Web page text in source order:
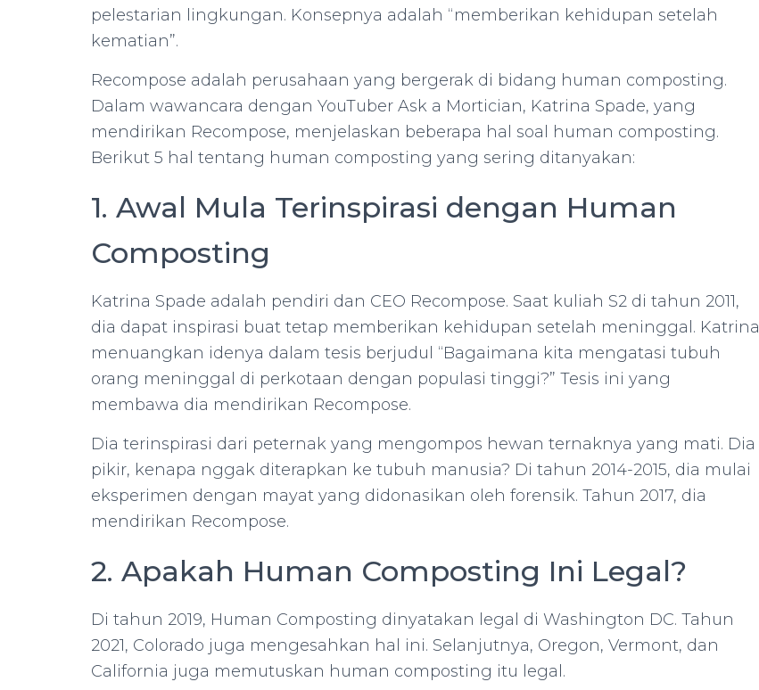
pelestarian lingkungan. Konsepnya adalah “memberikan kehidupan setelah
kematian”.
Recompose adalah perusahaan yang bergerak di bidang human composting.
Dalam wawancara dengan YouTuber Ask a Mortician, Katrina Spade, yang
mendirikan Recompose, menjelaskan beberapa hal soal human composting.
Berikut 5 hal tentang human composting yang sering ditanyakan:
1. Awal Mula Terinspirasi dengan Human
Composting
Katrina Spade adalah pendiri dan CEO Recompose. Saat kuliah S2 di tahun 2011,
dia dapat inspirasi buat tetap memberikan kehidupan setelah meninggal. Katrina
menuangkan idenya dalam tesis berjudul “Bagaimana kita mengatasi tubuh
orang meninggal di perkotaan dengan populasi tinggi?” Tesis ini yang
membawa dia mendirikan Recompose.
Dia terinspirasi dari peternak yang mengompos hewan ternaknya yang mati. Dia
pikir, kenapa nggak diterapkan ke tubuh manusia? Di tahun 2014-2015, dia mulai
eksperimen dengan mayat yang didonasikan oleh forensik. Tahun 2017, dia
mendirikan Recompose.
2. Apakah Human Composting Ini Legal?
Di tahun 2019, Human Composting dinyatakan legal di Washington DC. Tahun
2021, Colorado juga mengesahkan hal ini. Selanjutnya, Oregon, Vermont, dan
California juga memutuskan human composting itu legal.